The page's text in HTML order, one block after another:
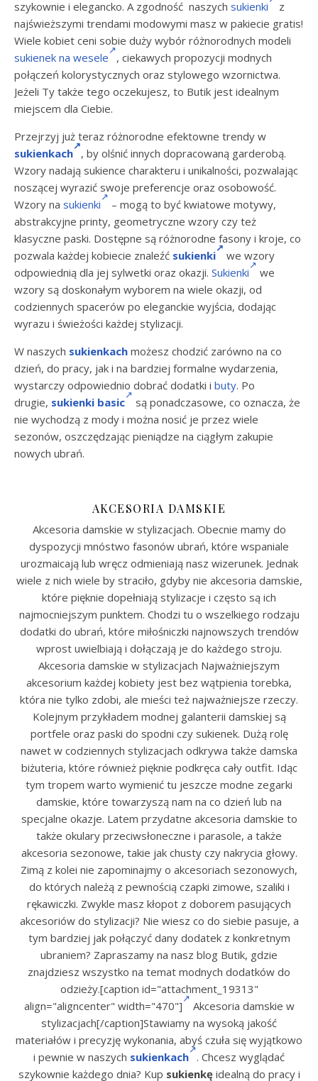
szykownie i elegancko. A zgodność naszych sukienki
z
najświeższymi trendami modowymi masz w pakiecie gratis!
Wiele kobiet ceni sobie duży wybór różnorodnych modeli
sukienek na wesele
, ciekawych propozycji modnych
połączeń kolorystycznych oraz stylowego wzornictwa.
Jeżeli Ty także tego oczekujesz, to Butik jest idealnym
miejscem dla Ciebie.
Przejrzyj już teraz różnorodne efektowne trendy w
sukienkach , by olśnić innych dopracowaną garderobą.
Wzory nadają sukience charakteru i unikalności, pozwalając
noszącej wyrazić swoje preferencje oraz osobowość.
Wzory na sukienki
– mogą to być kwiatowe motywy,
abstrakcyjne printy, geometryczne wzory czy też
klasyczne paski. Dostępne są różnorodne fasony i kroje, co
pozwala każdej kobiecie znaleźć sukienki
we wzory
odpowiednią dla jej sylwetki oraz okazji. Sukienki
we
wzory są doskonałym wyborem na wiele okazji, od
codziennych spacerów po eleganckie wyjścia, dodając
wyrazu i świeżości każdej stylizacji.
W naszych sukienkach możesz chodzić zarówno na co
dzień, do pracy, jak i na bardziej formalne wydarzenia,
wystarczy odpowiednio dobrać dodatki i buty. Po
drugie, sukienki basic
są ponadczasowe, co oznacza, że
nie wychodzą z mody i można nosić je przez wiele
sezonów, oszczędzając pieniądze na ciągłym zakupie
nowych ubrań.
AKCESORIA DAMSKIE
Akcesoria damskie w stylizacjach. Obecnie mamy do
dyspozycji mnóstwo fasonów ubrań, które wspaniale
urozmaicają lub wręcz odmieniają nasz wizerunek. Jednak
wiele z nich wiele by straciło, gdyby nie akcesoria damskie,
które pięknie dopełniają stylizacje i często są ich
najmocniejszym punktem. Chodzi tu o wszelkiego rodzaju
dodatki do ubrań, które miłośniczki najnowszych trendów
wprost uwielbiają i dołączają je do każdego stroju.
Akcesoria damskie w stylizacjach Najważniejszym
akcesorium każdej kobiety jest bez wątpienia torebka,
która nie tylko zdobi, ale mieści też najważniejsze rzeczy.
Kolejnym przykładem modnej galanterii damskiej są
portfele oraz paski do spodni czy sukienek. Dużą rolę
nawet w codziennych stylizacjach odkrywa także damska
biżuteria, które również pięknie podkręca cały outfit. Idąc
tym tropem warto wymienić tu jeszcze modne zegarki
damskie, które towarzyszą nam na co dzień lub na
specjalne okazje. Latem przydatne akcesoria damskie to
także okulary przeciwsłoneczne i parasole, a także
akcesoria sezonowe, takie jak chusty czy nakrycia głowy.
Zimą z kolei nie zapominajmy o akcesoriach sezonowych,
do których należą z pewnością czapki zimowe, szaliki i
rękawiczki. Zwykle masz kłopot z doborem pasujących
akcesoriów do stylizacji? Nie wiesz co do siebie pasuje, a
tym bardziej jak połączyć dany dodatek z konkretnym
ubraniem? Zapraszamy na nasz blog Butik, gdzie
znajdziesz wszystko na temat modnych dodatków do
odzieży.[caption id="attachment_19313"
align="aligncenter" width="470"]
Akcesoria damskie w
stylizacjach[/caption]Stawiamy na wysoką jakość
materiałów i precyzję wykonania, abyś czuła się wyjątkowo
i pewnie w naszych sukienkach . Chcesz wyglądać
szykownie każdego dnia? Kup sukienkęidealną do pracy i